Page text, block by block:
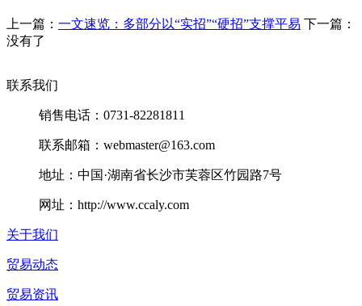
上一篇： 一文速览：多部分以“实招”“硬招”支撑平易 下一篇：
没有了
联系我们
销售电话：0731-82281811
联系邮箱：webmaster@163.com
地址：中国·湖南省长沙市芙蓉区竹园路7号
网址：http://www.ccaly.com
关于我们
贸易动态
贸易资讯